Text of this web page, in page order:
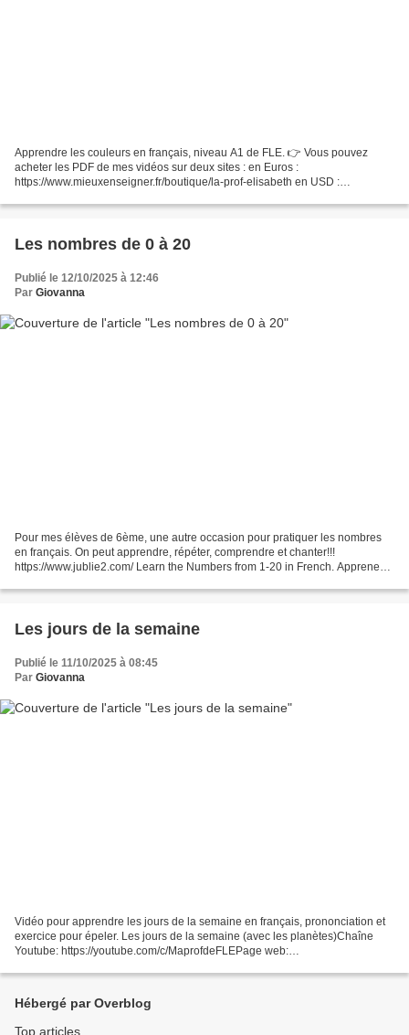
Apprendre les couleurs en français, niveau A1 de FLE. 👉 Vous pouvez
acheter les PDF de mes vidéos sur deux sites : en Euros :
https://www.mieuxenseigner.fr/boutique/la-prof-elisabeth en USD :
Les nombres de 0 à 20
Publié le 12/10/2025 à 12:46
Par Giovanna
Pour mes élèves de 6ème, une autre occasion pour pratiquer les nombres
en français. On peut apprendre, répéter, comprendre et chanter!!!
https://www.jublie2.com/ Learn the Numbers from 1-20 in French. Apprenez
Les jours de la semaine
Publié le 11/10/2025 à 08:45
Par Giovanna
Vidéo pour apprendre les jours de la semaine en français, prononciation et
exercice pour épeler. Les jours de la semaine (avec les planètes)Chaîne
Youtube: https://youtube.com/c/MaprofdeFLEPage web:
Hébergé par Overblog
Top articles